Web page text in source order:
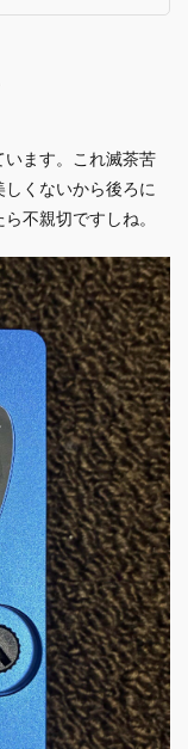
ます。これ滅茶苦
くないから後ろに
不親切ですしね。